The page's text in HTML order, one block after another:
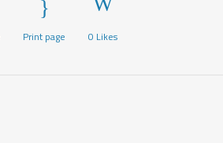
Print page 0 Likes